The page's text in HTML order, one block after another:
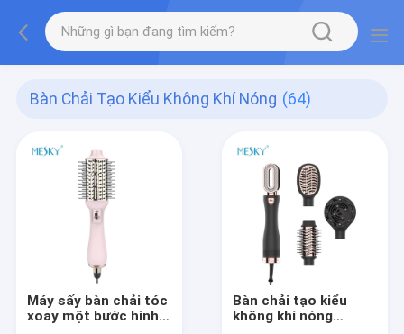
Bàn Chải Tạo Kiểu Không Khí Nóng (64)
Máy sấy bàn chải tóc
xoay một bước hình
Bàn chải tạo kiểu
không khí nóng